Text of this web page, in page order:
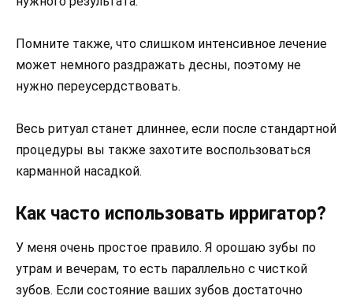
Помните также, что слишком интенсивное лечение
может немного раздражать десны, поэтому не
нужно переусердствовать.
Весь ритуал станет длиннее, если после стандартной
процедуры вы также захотите воспользоваться
карманной насадкой.
Как часто использовать ирригатор?
У меня очень простое правило. Я орошаю зубы по
утрам и вечерам, то есть параллельно с чисткой
зубов. Если состояние ваших зубов достаточно